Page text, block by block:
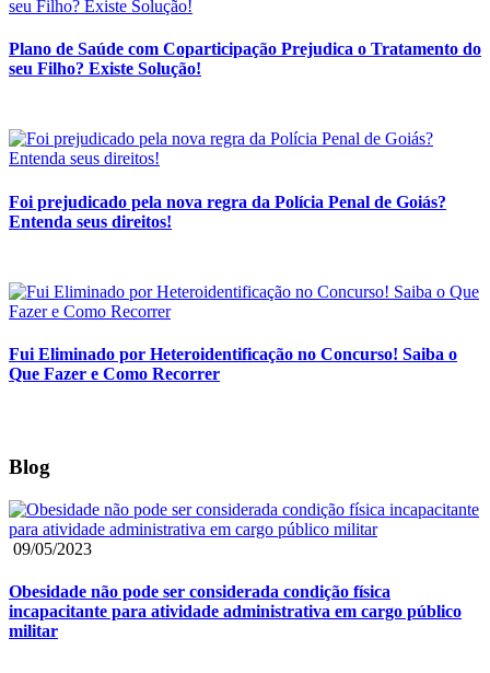
Plano de Saúde com Coparticipação Prejudica o Tratamento do
seu Filho? Existe Solução!
Foi prejudicado pela nova regra da Polícia Penal de Goiás?
Entenda seus direitos!
Fui Eliminado por Heteroidentificação no Concurso! Saiba o
Que Fazer e Como Recorrer
Blog
09/05/2023
Obesidade não pode ser considerada condição física
incapacitante para atividade administrativa em cargo público
militar